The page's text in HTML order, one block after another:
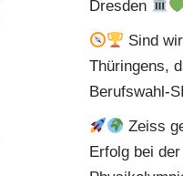
Dresden
Sind
Thüringens,
Berufswahl-
Zeiss
Erfolg bei